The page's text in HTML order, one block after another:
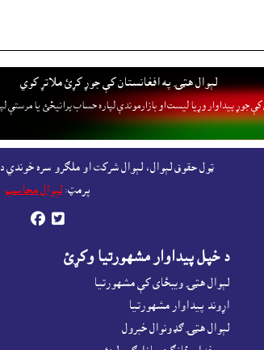
لېوال هټۍ په افغانستان کې جوړ کړئ ملاتړ کوي
جوړ پيداوار وړيا ليست او بازارموندې لپاره حساب پرانيځئ يا مرستې
ټول حقوق لېوال، لېوال شرکت او ملګرو سره خوندي دي،
پرمټ:لېوال محاسب
 
د خپل پيداوار مشهورتيا وکړئ
لېوال هټۍ ويبځاى کې مشهورتيا
اړوند پيداوار مشهورتيا
لېوال هټۍ ګډونوال خبرول